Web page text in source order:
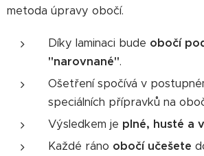
metoda úpravy obočí.
Díky laminaci bude obočí
"narovnané".
Ošetření spočívá v
speciálních přípravků na
Výsledkem je plné, husté a
Každé ráno obočí učešete